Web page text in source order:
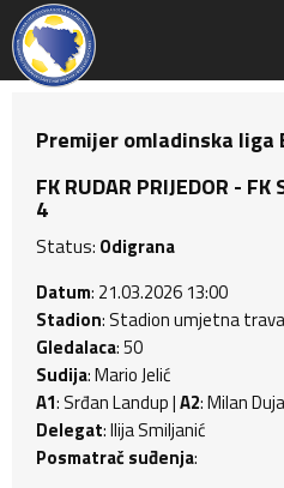
Premijer omladinska liga
FK RUDAR PRIJEDOR - FK
4
Status: Odigrana
Datum: 21.03.2026 13:00
Stadion: Stadion umjetna
Gledalaca: 50
Sudija: Mario Jelić
A1: Srđan Landup |A2: Milan
Delegat: Ilija Smiljanić
Posmatrač suđenja: